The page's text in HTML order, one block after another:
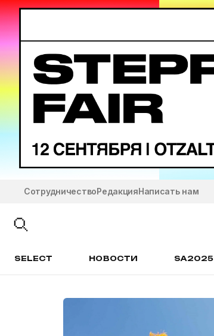
СотрудничествоРедакцияНаписать нам
SELECT НОВОСТИ SA2025